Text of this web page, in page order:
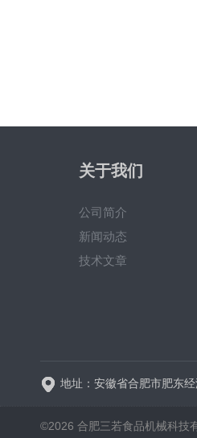
关于我们
公司简介
新闻动态
技术文章
地址：安徽省合肥市肥东
©2026 合肥三若食品机械科